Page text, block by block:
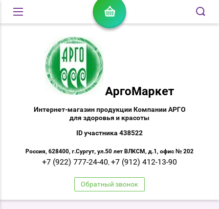
АргоМаркет
Интернет-магазин продукции Компании АРГО
для здоровья и красоты
ID участника 438522
Россия, 628400, г.Сургут, ул.50 лет ВЛКСМ, д.1, офис № 202
+7 (922) 777-24-40, +7 (912) 412-13-90
Обратный звонок